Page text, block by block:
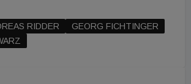
RIDDER
GEORG FICHTINGER